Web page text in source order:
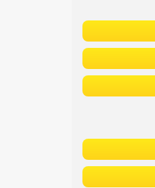
Сетевые отели Мальдив
Сетевые отели Сейшел
Сетевые отели Маврикия